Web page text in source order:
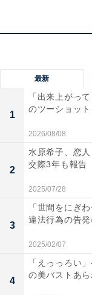
最新
1
「出来上がっ
のツーショッ
2026/08/08
2
水原希子、恋
交際3年も報告
2025/07/28
3
「世間をにぎ
違法行為の告
2025/02/07
4
「えっっろい
の美バストあ